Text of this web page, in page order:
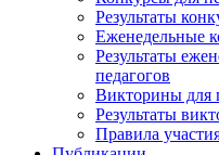
Результаты
Еженедельные
Результаты
педагогов
Викторины для
Результаты
Правила